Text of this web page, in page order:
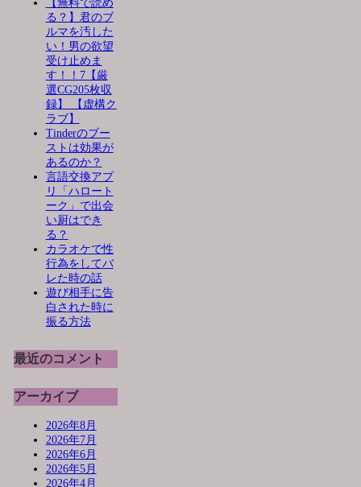
【無料で読め
る？】君のブ
ルマを汚した
い！男の欲望
受け止めま
す！！7【厳
選CG205枚収
録】 【虚構ク
ラブ】
Tinderのブー
ストは効果が
あるのか？
言語交換アプ
リ「ハロート
ーク」で出会
い厨はでき
る？
カラオケで性
行為をしてバ
レた時の話
遊び相手に告
白された時に
振る方法
最近のコメント
アーカイブ
2026年8月
2026年7月
2026年6月
2026年5月
2026年4月